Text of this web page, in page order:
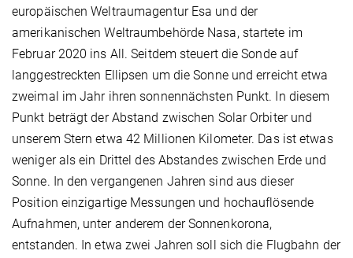
europäischen Weltraumagentur Esa und der
amerikanischen Weltraumbehörde Nasa, startete im
Februar 2020 ins All. Seitdem steuert die Sonde auf
langgestreckten Ellipsen um die Sonne und erreicht etwa
zweimal im Jahr ihren sonnennächsten Punkt. In diesem
Punkt beträgt der Abstand zwischen Solar Orbiter und
unserem Stern etwa 42 Millionen Kilometer. Das ist etwas
weniger als ein Drittel des Abstandes zwischen Erde und
Sonne. In den vergangenen Jahren sind aus dieser
Position einzigartige Messungen und hochauflösende
Aufnahmen, unter anderem der Sonnenkorona,
entstanden. In etwa zwei Jahren soll sich die Flugbahn der